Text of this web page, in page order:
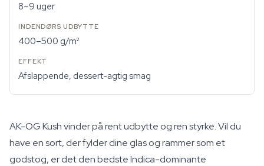
8–9 uger
400–500 g/m²
Afslappende, dessert-agtig smag
AK-OG Kush vinder på rent udbytte og ren styrke. Vil du
have en sort, der fylder dine glas og rammer som et
godstog, er det den bedste Indica-dominante